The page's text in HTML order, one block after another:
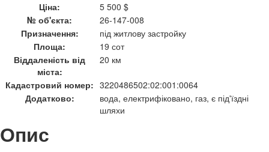
Ціна:
5 500 $
№ об'єкта:
26-147-008
Призначення:
під житлову застройку
Площа:
19 сот
Віддаленість від
міста:
20 км
Кадастровий номер: 3220486502:02:001:0064
Додатково:
вода, електрифіковано, газ, є під'їздні
шляхи
Опис